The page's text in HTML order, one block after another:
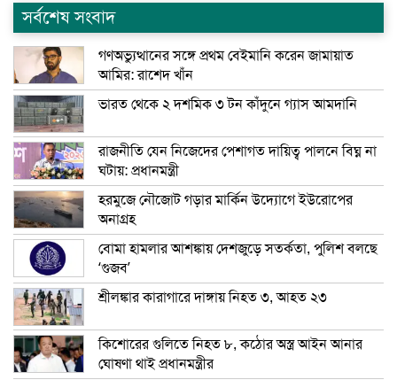
সর্বশেষ সংবাদ
গণঅভ্যুত্থানের সঙ্গে প্রথম বেইমানি করেন জামায়াত
আমির: রাশেদ খাঁন
ভারত থেকে ২ দশমিক ৩ টন কাঁদুনে গ্যাস আমদানি
রাজনীতি যেন নিজেদের পেশাগত দায়িত্ব পালনে বিঘ্ন না
ঘটায়: প্রধানমন্ত্রী
হরমুজে নৌজোট গড়ার মার্কিন উদ্যোগে ইউরোপের
অনাগ্রহ
বোমা হামলার আশঙ্কায় দেশজুড়ে সতর্কতা, পুলিশ বলছে
‘গুজব’
শ্রীলঙ্কার কারাগারে দাঙ্গায় নিহত ৩, আহত ২৩
কিশোরের গুলিতে নিহত ৮, কঠোর অস্ত্র আইন আনার
ঘোষণা থাই প্রধানমন্ত্রীর